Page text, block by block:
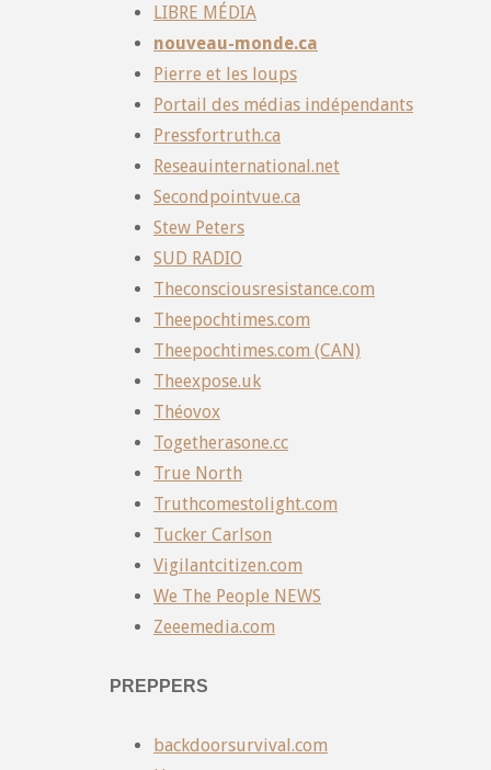
LIBRE MÉDIA
nouveau-monde.ca
Pierre et les loups
Portail des médias indépendants
Pressfortruth.ca
Reseauinternational.net
Secondpointvue.ca
Stew Peters
SUD RADIO
Theconsciousresistance.com
Theepochtimes.com
Theepochtimes.com (CAN)
Theexpose.uk
Théovox
Togetherasone.cc
True North
Truthcomestolight.com
Tucker Carlson
Vigilantcitizen.com
We The People NEWS
Zeeemedia.com
PREPPERS
backdoorsurvival.com